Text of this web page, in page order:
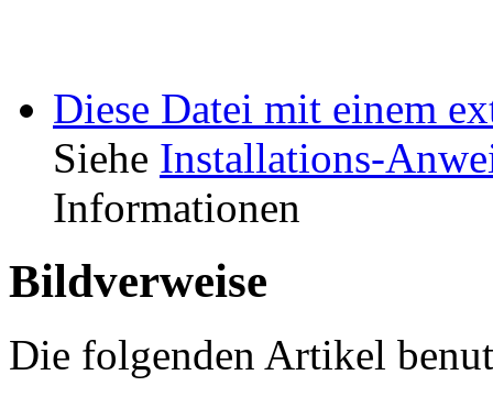
Diese Datei mit einem
Siehe Installations-
Informationen
Bildverweise
Die folgenden Artikel